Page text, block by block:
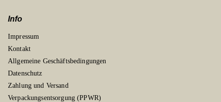
Info
Impressum
Kontakt
Allgemeine Geschäftsbedingungen
Datenschutz
Zahlung und Versand
Verpackungsentsorgung (PPWR)